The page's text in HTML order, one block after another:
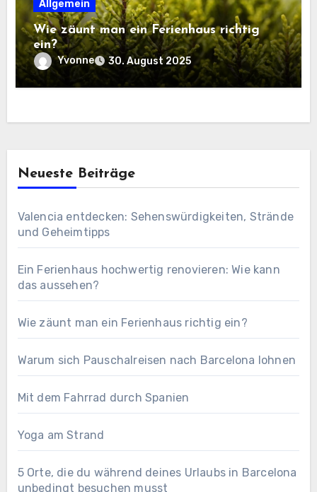
Allgemein
Wie zäunt man ein Ferienhaus richtig
ein?
Yvonne 30. August 2025
Neueste Beiträge
Valencia entdecken: Sehenswürdigkeiten, Strände
und Geheimtipps
Ein Ferienhaus hochwertig renovieren: Wie kann
das aussehen?
Wie zäunt man ein Ferienhaus richtig ein?
Warum sich Pauschalreisen nach Barcelona lohnen
Mit dem Fahrrad durch Spanien
Yoga am Strand
5 Orte, die du während deines Urlaubs in Barcelona
unbedingt besuchen musst